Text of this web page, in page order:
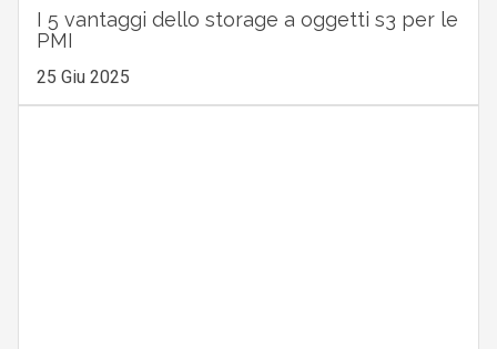
I 5 vantaggi dello storage a oggetti s3 per le
PMI
25 Giu 2025